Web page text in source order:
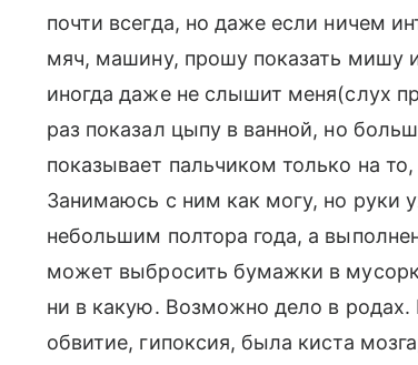
почти всегда, но даже если ничем
мяч, машину, прошу показать мишу
иногда даже не слышит меня(слух
раз показал цыпу в ванной, но
показывает пальчиком только на
Занимаюсь с ним как могу, но руки
небольшим полтора года, а
может выбросить бумажки в
ни в какую. Возможно дело в родах.
обвитие, гипоксия, была киста